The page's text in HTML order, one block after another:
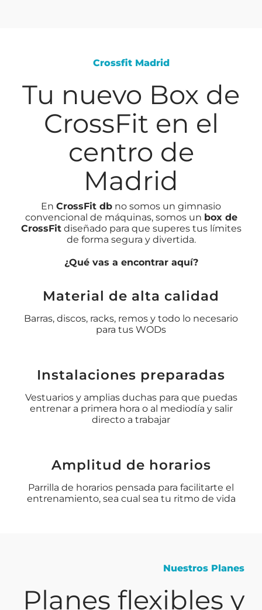
Crossfit Madrid
Tu nuevo Box de
CrossFit en el
centro de
Madrid
En CrossFit db no somos un gimnasio
convencional de máquinas, somos un box de
CrossFitdiseñado para que superes tus límites
de forma segura y divertida.
¿Qué vas a encontrar aquí?
Material de alta calidad
Barras, discos, racks, remos y todo lo necesario
para tus WODs
Instalaciones preparadas
Vestuarios y amplias duchas para que puedas
entrenar a primera hora o al mediodía y salir
directo a trabajar
Amplitud de horarios
Parrilla de horarios pensada para facilitarte el
entrenamiento, sea cual sea tu ritmo de vida
Nuestros Planes
Planes flexibles y